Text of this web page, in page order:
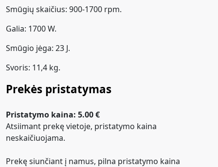
Smūgių skaičius: 900-1700 rpm.
Galia: 1700 W.
Smūgio jėga: 23 J.
Svoris: 11,4 kg.
Prekės pristatymas
Pristatymo kaina: 5.00 €
Atsiimant prekę vietoje, pristatymo kaina
neskaičiuojama.
Prekę siunčiant į namus, pilna pristatymo kaina